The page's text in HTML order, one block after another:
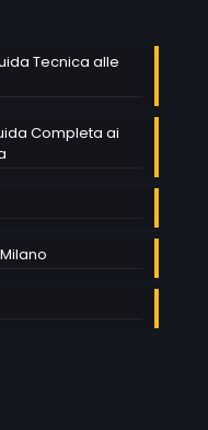
Tecnica alle
Completa ai